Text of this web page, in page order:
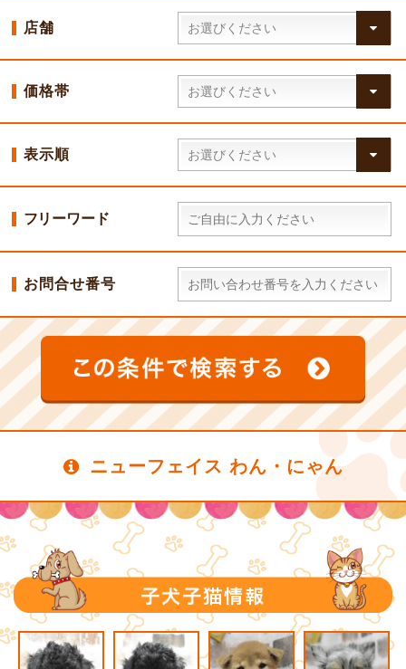
店舗
価格帯
表示順
フリーワード
お問合せ番号
ニューフェイス わん・にゃん